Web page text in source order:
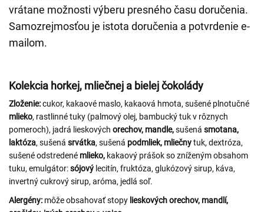
vrátane možnosti výberu presného času doručenia.
Samozrejmosťou je istota doručenia a potvrdenie e-
mailom.
Kolekcia horkej, mliečnej a bielej čokolády
Zloženie:cukor, kakaové maslo, kakaová hmota, sušené plnotučné
mlieko, rastlinné tuky (palmový olej, bambucký tuk v rôznych
pomeroch), jadrá lieskových orechov, mandle,sušená smotana,
laktóza, sušená srvátka, sušená podmliek, mliečnytuk, dextróza,
sušené odstredené mlieko, kakaový prášok so zníženým obsahom
tuku, emulgátor:sójový lecitín, fruktóza, glukózový sirup, káva,
invertný cukrový sirup, aróma, jedlá soľ.
Alergény: môže obsahovať stopy lieskových orechov, mandlí,